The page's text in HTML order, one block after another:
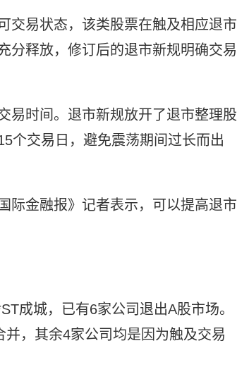
交易状态，该类股票在触及相应退市
分释放，修订后的退市新规明确交易
易时间。退市新规放开了退市整理股
个交易日，避免震荡期间过长而出
际金融报》记者表示，可以提高退市
成城，已有6家公司退出A股市场。
，其余4家公司均是因为触及交易